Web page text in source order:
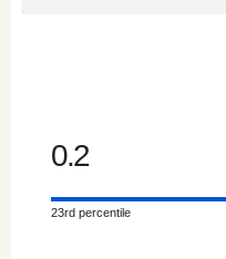
0.2
23rd percentile